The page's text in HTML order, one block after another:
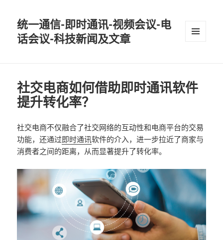
统一通信-即时通讯-视频会议-电
话会议-科技新闻及文章
社交电商如何借助即时通讯软件
提升转化率？
社交电商不仅融合了社交网络的互动性和电商平台的交易
功能，还通过即时通讯软件的介入，进一步拉近了商家与
消费者之间的距离，从而显著提升了转化率。